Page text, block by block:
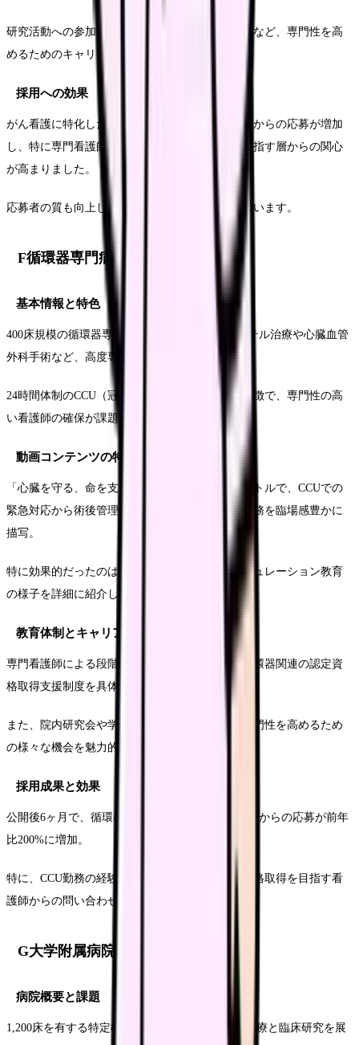
研究活動への参加機会や、国際学会での発表支援など、専門性を高
めるためのキャリアパスを明確に示しています。
採用への効果
がん看護に特化したキャリア形成を目指す看護師からの応募が増加
し、特に専門看護師や認定看護師の資格取得を目指す層からの関心
が高まりました。
応募者の質も向上し、採用後の定着率も改善しています。
F循環器専門病院の事例
基本情報と特色
400床規模の循環器専門病院として、心臓カテーテル治療や心臓血管
外科手術など、高度専門医療を提供しています。
24時間体制のCCU（冠疾患集中治療室）運営が特徴で、専門性の高
い看護師の確保が課題となっていました。
動画コンテンツの特徴
「心臓を守る、命を支える」という印象的なタイトルで、CCUでの
緊急対応から術後管理まで、専門性の高い看護業務を臨場感豊かに
描写。
特に効果的だったのは、実際の症例に基づくシミュレーション教育
の様子を詳細に紹介した点です。
教育体制とキャリア支援
専門看護師による段階的な教育プログラムや、循環器関連の認定資
格取得支援制度を具体的に紹介。
また、院内研究会や学会発表の支援体制など、専門性を高めるため
の様々な機会を魅力的に表現しています。
採用成果と効果
公開後6ヶ月で、循環器領域での経験を持つ看護師からの応募が前年
比200%に増加。
特に、CCU勤務の経験者や、循環器関連の認定資格取得を目指す看
護師からの問い合わせが顕著に増えています。
G大学附属病院の事例
病院概要と課題
1,200床を有する特定機能病院として、高度先進医療と臨床研究を展